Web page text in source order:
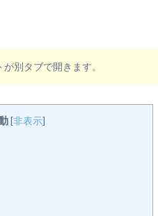
が別タブで開きます。
[非表示]